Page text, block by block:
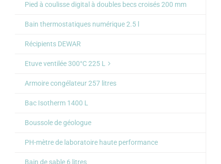
Pied à coulisse digital à doubles becs croisés 200 mm
Bain thermostatiques numérique 2.5 l
Récipients DEWAR
Etuve ventilée 300°C 225 L
Armoire congélateur 257 litres
Bac Isotherm 1400 L
Boussole de géologue
PH-mètre de laboratoire haute performance
Bain de sable 6 litres